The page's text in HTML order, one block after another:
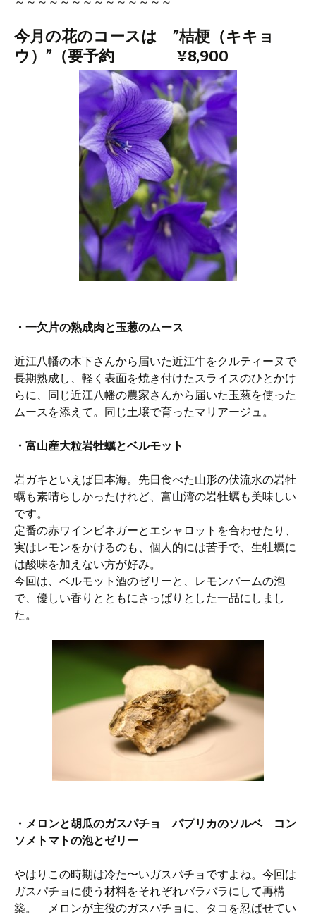
今月の花のコースは ”桔梗（キキョ
ウ）”（要予約 ¥8,900
・一欠片の熟成肉と玉葱のムース
近江八幡の木下さんから届いた近江牛をクルティーヌで
長期熟成し、軽く表面を焼き付けたスライスのひとかけ
らに、同じ近江八幡の農家さんから届いた玉葱を使った
ムースを添えて。同じ土壌で育ったマリアージュ。
・富山産大粒岩牡蠣とベルモット
岩ガキといえば日本海。先日食べた山形の伏流水の岩牡
蠣も素晴らしかったけれど、富山湾の岩牡蠣も美味しい
です。
定番の赤ワインビネガーとエシャロットを合わせたり、
実はレモンをかけるのも、個人的には苦手で、生牡蠣に
は酸味を加えない方が好み。
今回は、ベルモット酒のゼリーと、レモンバームの泡
で、優しい香りとともにさっぱりとした一品にしまし
た。
・メロンと胡瓜のガスパチョ パプリカのソルベ コン
ソメトマトの泡とゼリー
やはりこの時期は冷た〜いガスパチョですよね。今回は
ガスパチョに使う材料をそれぞれバラバラにして再構
築。 メロンが主役のガスパチョに、タコを忍ばせてい